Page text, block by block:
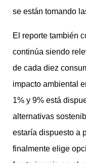
se están tomando
El reporte también
continúa siendo
de cada diez
impacto ambiental
1% y 9% está
alternativas
estaría dispuesto a
finalmente elige